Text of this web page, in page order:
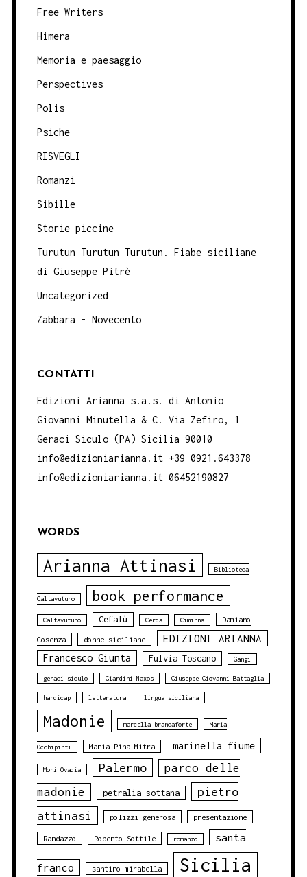
Free Writers
Himera
Memoria e paesaggio
Perspectives
Polis
Psiche
RISVEGLI
Romanzi
Sibille
Storie piccine
Turutun Turutun Turutun. Fiabe siciliane
di Giuseppe Pitrè
Uncategorized
Zabbara - Novecento
CONTATTI
Edizioni Arianna s.a.s. di Antonio
Giovanni Minutella & C. Via Zefiro, 1
Geraci Siculo (PA) Sicilia 90010
info@edizioniarianna.it +39 0921.643378
info@edizioniarianna.it 06452190827
WORDS
Arianna Attinasi Biblioteca
Caltavuturo book performance
Caltavuturo Cefalù Cerda Ciminna Damiano
Cosenza donne siciliane EDIZIONI ARIANNA
Francesco Giunta Fulvia Toscano Gangi
geraci siculo Giardini Naxos Giuseppe Giovanni Battaglia
handicap letteratura lingua siciliana
Madonie marcella brancaforte Maria
Occhipinti Maria Pina Mitra marinella fiume
Moni Ovadia Palermo
parco delle
madonie
petralia sottana
pietro
attinasi
polizzi generosa presentazione
Randazzo Roberto Sottile romanzo santa
franco santino mirabella Sicilia